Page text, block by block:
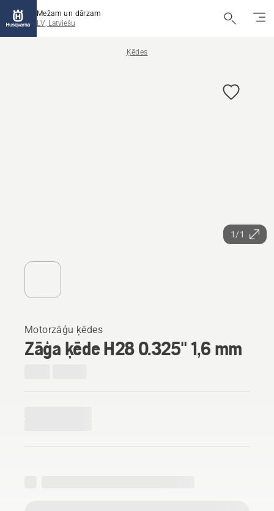
Mežam un dārzam
LV, Latviešu
Ķēdes
1/1
Motorzāģu ķēdes
Zāģa ķēde H28 0.325" 1,6 mm